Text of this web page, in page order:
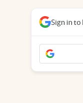
Sign in to